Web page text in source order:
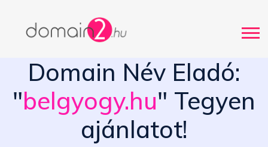
Domain Név Eladó:
"belgyogy.hu" Tegyen
ajánlatot!